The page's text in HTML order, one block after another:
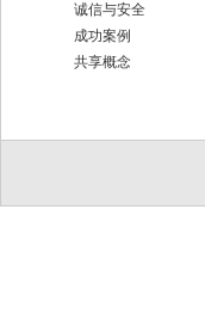
诚信与安全
成功案例
共享概念